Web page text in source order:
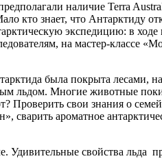
наличие Terra
кто знает, что Антарктиду
экспедицию: в ходе
на мастер-классе
была покрыта лесами,
льдом. Многие животные
Проверить свои знания о
сварить ароматное
Удивительные свойства льда